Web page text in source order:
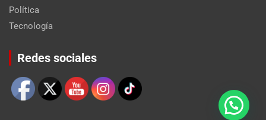
Política
Tecnología
Redes sociales